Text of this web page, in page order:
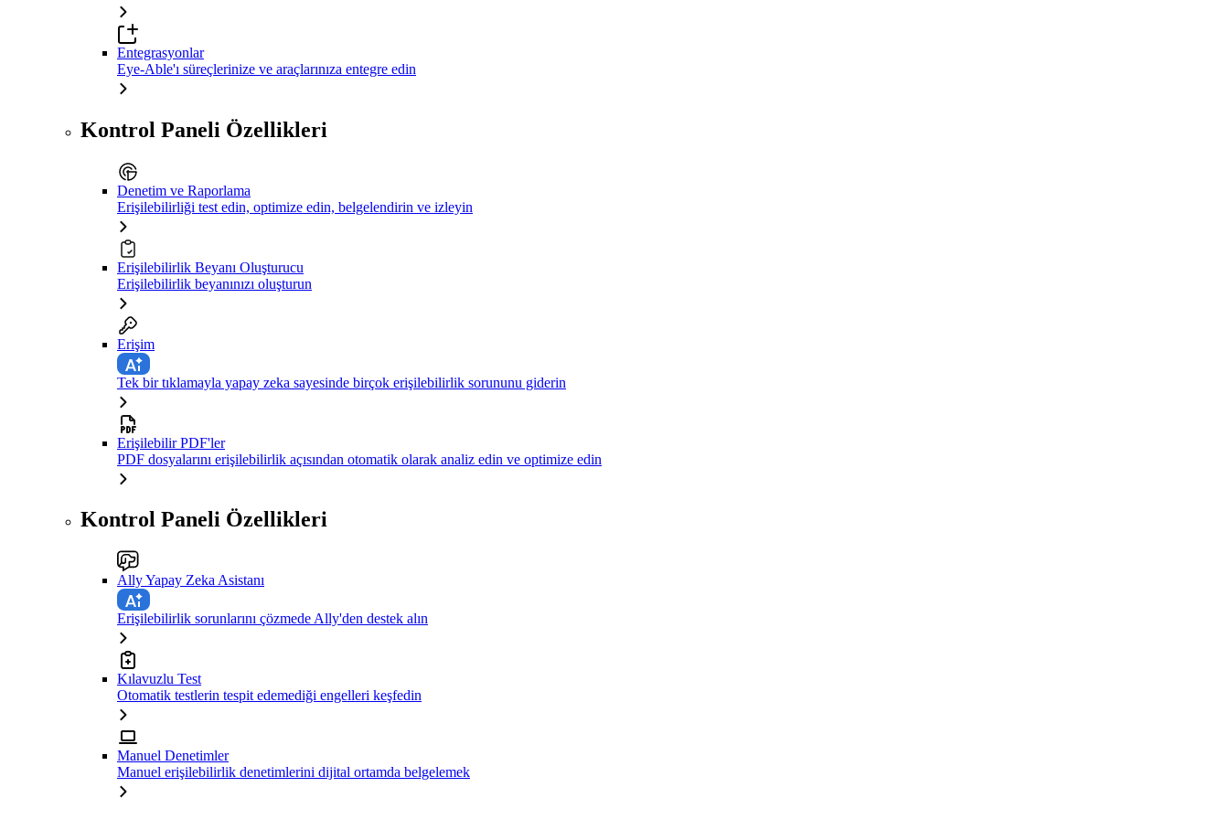
Entegrasyonlar
Eye-Able'ı süreçlerinize ve araçlarınıza entegre edin
Kontrol Paneli Özellikleri
Denetim ve Raporlama
Erişilebilirliği test edin, optimize edin, belgelendirin ve izleyin
Erişilebilirlik Beyanı Oluşturucu
Erişilebilirlik beyanınızı oluşturun
Erişim
Tek bir tıklamayla yapay zeka sayesinde birçok erişilebilirlik sorununu giderin
Erişilebilir PDF'ler
PDF dosyalarını erişilebilirlik açısından otomatik olarak analiz edin ve optimize edin
Kontrol Paneli Özellikleri
Ally Yapay Zeka Asistanı
Erişilebilirlik sorunlarını çözmede Ally'den destek alın
Kılavuzlu Test
Otomatik testlerin tespit edemediği engelleri keşfedin
Manuel Denetimler
Manuel erişilebilirlik denetimlerini dijital ortamda belgelemek